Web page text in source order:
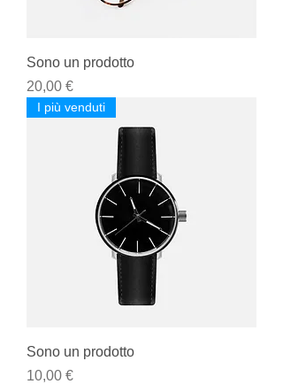
Sono un prodotto
Prezzo
20,00 €
I più venduti
Sono un prodotto
Prezzo
10,00 €